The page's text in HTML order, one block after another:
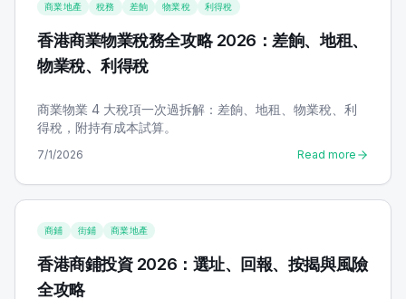
商業地產 稅務 差餉 物業稅 利得稅
香港商業物業稅務全攻略 2026：差餉、地租、
物業稅、利得稅
商業物業 4 大稅項一次過拆解：差餉、地租、物業稅、利
得稅，附持有成本試算。
7/1/2026 Read more
商鋪 街鋪 商業地產
香港商鋪投資 2026：選址、回報、按揭與風險
全攻略